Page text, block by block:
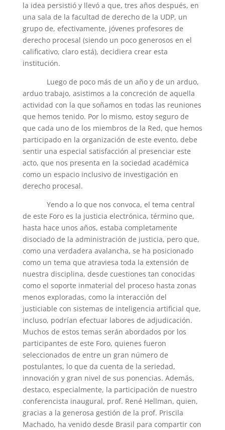
la idea persistió y llevó a que, tres años después, en
una sala de la facultad de derecho de la UDP, un
grupo de, efectivamente, jóvenes profesores de
derecho procesal (siendo un poco generosos en el
calificativo, claro está), decidiera crear esta
institución.
Luego de poco más de un año y de un arduo,
arduo trabajo, asistimos a la concreción de aquella
actividad con la que soñamos en todas las reuniones
que hemos tenido. Por lo mismo, estoy seguro de
que cada uno de los miembros de la Red, que hemos
participado en la organización de este evento, debe
sentir una especial satisfacción al presenciar este
acto, que nos presenta en la sociedad académica
como un espacio inclusivo de investigación en
derecho procesal.
Yendo a lo que nos convoca, el tema central
de este Foro es la justicia electrónica, término que,
hasta hace unos años, estaba completamente
disociado de la administración de justicia, pero que,
como una verdadera avalancha, se ha posicionado
como un tema que atraviesa toda la extensión de
nuestra disciplina, desde cuestiones tan conocidas
como el soporte inmaterial del proceso hasta zonas
menos exploradas, como la interacción del
justiciable con sistemas de inteligencia artificial que,
incluso, podrían efectuar labores de adjudicación.
Muchos de estos temas serán abordados por los
participantes de este Foro, quienes fueron
seleccionados de entre un gran número de
postulantes, lo que da cuenta de la seriedad,
innovación y gran nivel de sus ponencias. Además,
destaco, especialmente, la participación de nuestro
conferencista inaugural, prof. René Hellman, quien,
gracias a la generosa gestión de la prof. Priscila
Machado, ha venido desde Brasil para compartir con